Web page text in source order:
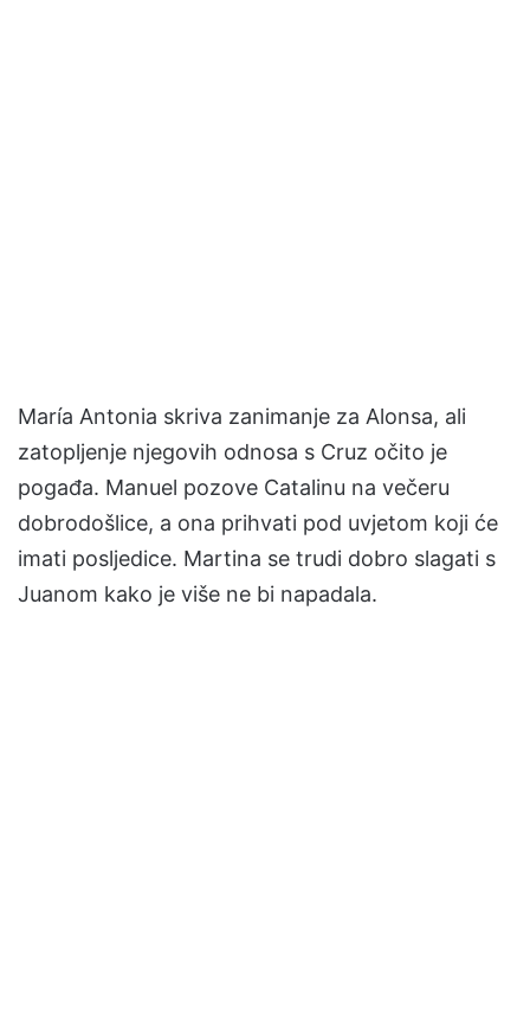
María Antonia skriva zanimanje za Alonsa, ali
zatopljenje njegovih odnosa s Cruz očito je
pogađa. Manuel pozove Catalinu na večeru
dobrodošlice, a ona prihvati pod uvjetom koji će
imati posljedice. Martina se trudi dobro slagati s
Juanom kako je više ne bi napadala.